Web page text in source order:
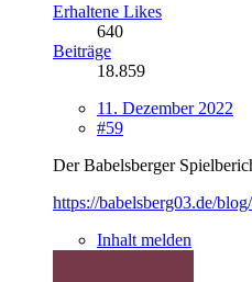
Erhaltene Likes
640
Beiträge
18.859
11. Dezember 2022
#59
Der Babelsberger
https://babelsberg03.de/
Inhalt melden